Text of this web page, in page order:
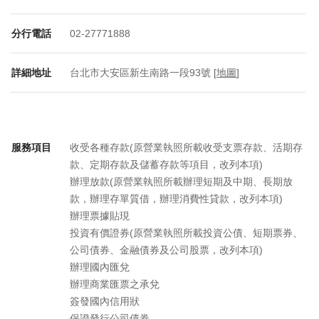
分行電話 02-27771888
詳細地址 台北市大安區新生南路一段93號 [地圖]
服務項目
收受各種存款(原營業執照所載收受支票存款、活期存
款、定期存款及儲蓄存款等項目，改列本項)
辦理放款(原營業執照所載辦理短期及中期、長期放
款，辦理存單質借，辦理消費性貸款，改列本項)
辦理票據貼現
投資有價證券(原營業執照所載投資公債、短期票券、
公司債券、金融債券及公司股票，改列本項)
辦理國內匯兌
辦理商業匯票之承兌
簽發國內信用狀